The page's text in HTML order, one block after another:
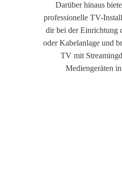
Darüber hinaus
professionelle TV-
dir bei der Einrichtung
oder Kabelanlage und
TV mit
Mediengeräten